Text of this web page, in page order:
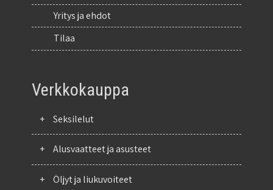
Yritys ja ehdot
Tilaa
Verkkokauppa
+ Seksilelut
+ Alusvaatteet ja asusteet
+ Öljyt ja liukuvoiteet